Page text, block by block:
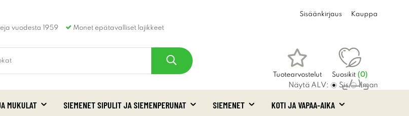
vuodesta 1959 Monet epätavalliset lajikkeet
Sisäänkirjaus Kauppa
Tuotearvostelut Suosikit (0)
Ostoskori
Näytä ALV: Sis Ilman
MUKULAT SIEMENET SIPULIT JA SIEMENPERUNAT SIEMENET KOTI JA VAPAA-AIKA